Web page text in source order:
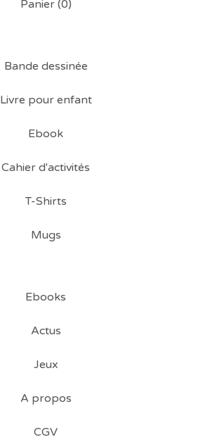
Panier (0)
Bande dessinée
Livre pour enfant
Ebook
Cahier d'activités
T-Shirts
Mugs
Ebooks
Actus
Jeux
A propos
CGV